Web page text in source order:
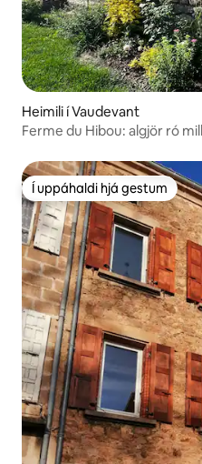
Heimili í Vaudevant
Ferme du Hibou: algjör ró
Í uppáhaldi hjá gestum
Í uppáhaldi hjá gestum